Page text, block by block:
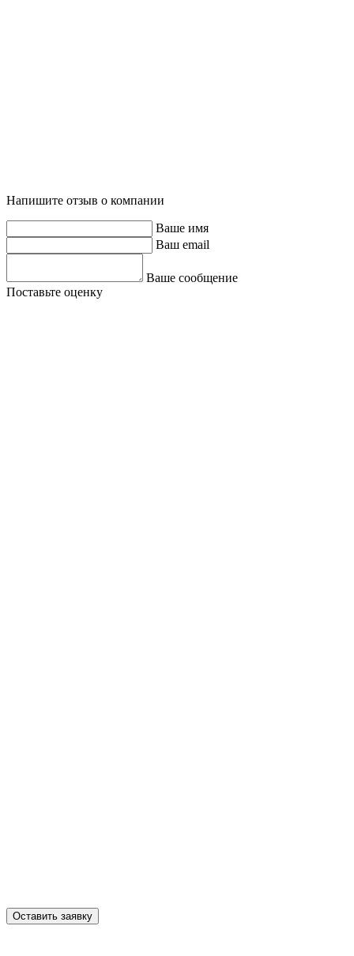
Напишите отзыв о компании
Ваше имя
Ваш email
Ваше сообщение
Поставьте оценку
Оставить заявку